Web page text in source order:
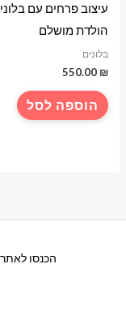
עיצוב פרחים עם
הולדת מושלם
בלונים
550.00 ₪
הוספה לסל
הכנסו